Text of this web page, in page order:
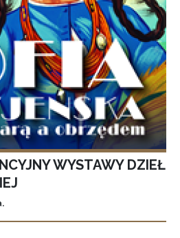
WYSTAWY DZIEŁ